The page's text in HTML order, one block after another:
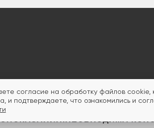
НЕОБХОДИМА
согласие на обработку файлов cookie,
и подтверждаете, что ознакомились и